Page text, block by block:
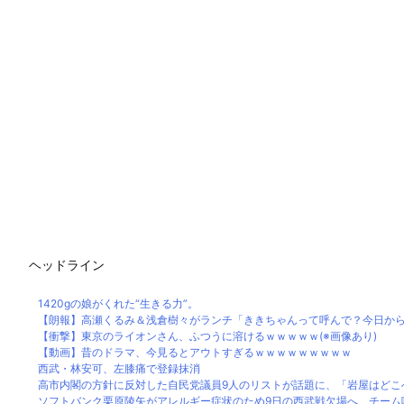
ヘッドライン
1420gの娘がくれた“生きる力”。
【朗報】高瀬くるみ＆浅倉樹々がランチ「ききちゃんって呼んで？今日か
【衝撃】東京のライオンさん、ふつうに溶けるｗｗｗｗｗ(※画像あり)
【動画】昔のドラマ、今見るとアウトすぎるｗｗｗｗｗｗｗｗｗ
西武・林安可、左膝痛で登録抹消
高市内閣の方針に反対した自民党議員9人のリストが話題に、「岩屋はど
ソフトバンク栗原陵矢がアレルギー症状のため9日の西武戦欠場へ チーム